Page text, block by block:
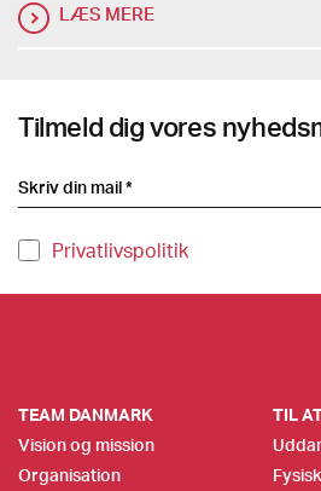
LÆS MERE
Tilmeld dig vores
Privatlivspolitik
TEAM DANMARK
Vision og mission
Organisation
TIL